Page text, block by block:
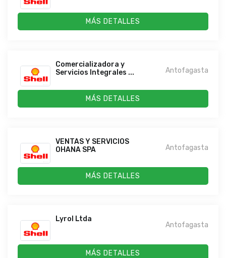
MÁS DETALLES
Comercializadora y
Servicios Integrales ...
Antofagasta
MÁS DETALLES
VENTAS Y SERVICIOS
OHANA SPA
Antofagasta
MÁS DETALLES
Lyrol Ltda
Antofagasta
MÁS DETALLES